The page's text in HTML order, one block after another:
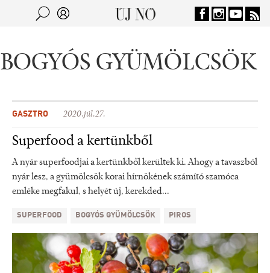
Jump to navigation
BOGYÓS GYÜMÖLCSÖK
GASZTRO 2020.júl.27.
Superfood a kertünkből
A nyár superfoodjai a kertünkből kerültek ki. Ahogy a tavaszból
nyár lesz, a gyümölcsök korai hírnökének számító szamóca
emléke megfakul, s helyét új, kerekded...
SUPERFOOD BOGYÓS GYÜMÖLCSÖK PIROS